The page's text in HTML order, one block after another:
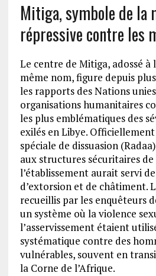
Mitiga, symbole de la
répressive contre les
Le centre de Mitiga, adossé à
même nom, figure depuis
les rapports des Nations
organisations humanitaires
les plus emblématiques des
exilés en Libye.
spéciale de dissuasion
aux structures sécuritaires
l’établissement aurait servi
d’extorsion et de châtiment.
recueillis par les enquêteurs
un système où la violence
l’asservissement étaient
systématique contre des
vulnérables, souvent en
la Corne de l’Afrique.